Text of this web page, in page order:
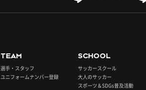
TEAM
選手・スタッフ
ユニフォームナンバー登録
SCHOOL
サッカースクール
大人のサッカー
スポーツ＆SDGs普及活動